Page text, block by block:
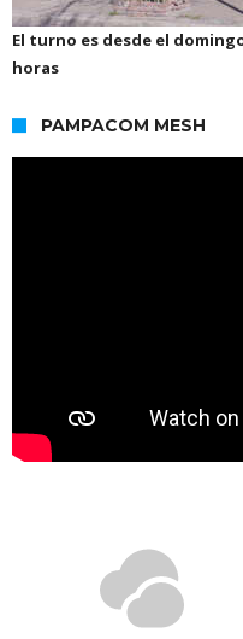
El turno es desde el
horas
PAMPACOM MESH